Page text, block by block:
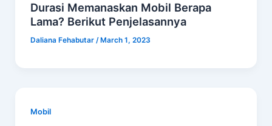
Durasi Memanaskan Mobil Berapa
Lama? Berikut Penjelasannya
Daliana Fehabutar / March 1, 2023
Mobil